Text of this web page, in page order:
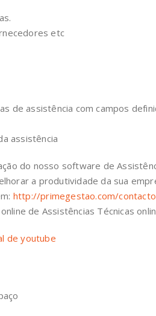
etc
de assistência com campos
assistência
do nosso software de
a produtividade da sua
http://primegestao.com/
de Assistências Técnicas
de youtube